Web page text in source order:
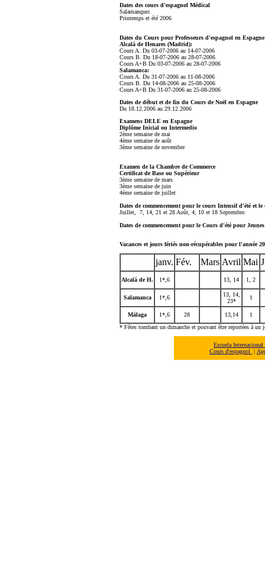
Dates des cours d'espagnol Médical
Salamanque:
Printemps et été 2006
Dates du Cours pour Professeurs d'espagnol en Espagne
Alcalá de Henares (Madrid):
Cours A. Du 03-07-2006 au 14-07-2006
Cours B. Du 18-07-2006 au 28-07-2006
Cours A+B Du 03-07-2006 au 28-07-2006
Salamanca:
Cours A. Du 31-07-2006 au 11-08-2006
Cours B. Du 14-08-2006 au 25-08-2006
Cours A+B Du 31-07-2006 au 25-08-2006
Dates de début et de fin du Cours de Noël en Espagne
Du 18.12.2006 au 29.12.2006
Examens DELE en Espagne
Diplôme Inicial ou Intermedio
2ème semaine de mai
4ème semaine de août
3ème semaine de novembre
Examen de la Chambre de Commerce
Certificat de Base ou Supérieur
3ème semaine de mars
3ème semaine de juin
4ème semaine de juillet
Dates de commencement pour le cours Intensif d'été et
Juillet, 7, 14, 21 et 28 Août, 4, 10 et 18 Septembre.
Dates de commencement pour le Cours d'été pour
Vacances et jours fériés non-récupérables pour l'année
janv. Fév. Mars Avril Mai
Alcalá de H. 1*,6 13, 14 1, 2
Salamanca 1*,6 13, 14,
23*
1
Málaga 1*,6 28 13,14
1
* Fêtes tombant un dimanche et pouvant être reportées à un
Escuela
Cours d'espagnol |